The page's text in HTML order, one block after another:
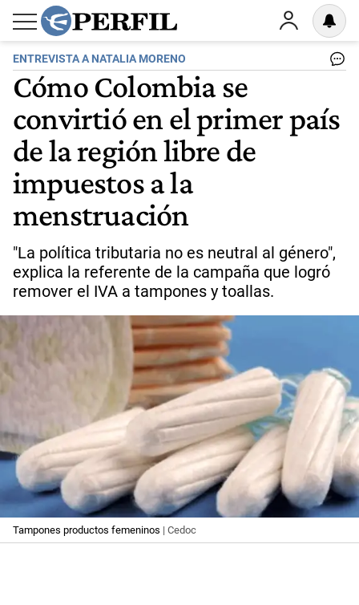
ENTREVISTA A NATALIA MORENO
Cómo Colombia se
convirtió en el primer país
de la región libre de
impuestos a la
menstruación
"La política tributaria no es neutral al género",
explica la referente de la campaña que logró
remover el IVA a tampones y toallas.
Tampones productos femeninos | Cedoc